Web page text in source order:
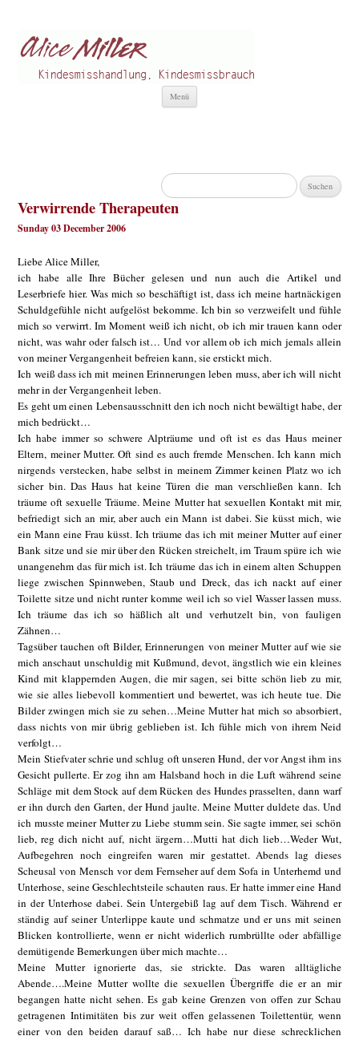
Menü
Suchen
nach:
Verwirrende Therapeuten
Sunday 03 December 2006
Liebe Alice Miller,
ich habe alle Ihre Bücher gelesen und nun auch die Artikel und
Leserbriefe hier. Was mich so beschäftigt ist, dass ich meine hartnäckigen
Schuldgefühle nicht aufgelöst bekomme. Ich bin so verzweifelt und fühle
mich so verwirrt. Im Moment weiß ich nicht, ob ich mir trauen kann oder
nicht, was wahr oder falsch ist… Und vor allem ob ich mich jemals allein
von meiner Vergangenheit befreien kann, sie erstickt mich.
Ich weiß dass ich mit meinen Erinnerungen leben muss, aber ich will nicht
mehr in der Vergangenheit leben.
Es geht um einen Lebensausschnitt den ich noch nicht bewältigt habe, der
mich bedrückt…
Ich habe immer so schwere Alpträume und oft ist es das Haus meiner
Eltern, meiner Mutter. Oft sind es auch fremde Menschen. Ich kann mich
nirgends verstecken, habe selbst in meinem Zimmer keinen Platz wo ich
sicher bin. Das Haus hat keine Türen die man verschließen kann. Ich
träume oft sexuelle Träume. Meine Mutter hat sexuellen Kontakt mit mir,
befriedigt sich an mir, aber auch ein Mann ist dabei. Sie küsst mich, wie
ein Mann eine Frau küsst. Ich träume das ich mit meiner Mutter auf einer
Bank sitze und sie mir über den Rücken streichelt, im Traum spüre ich wie
unangenehm das für mich ist. Ich träume das ich in einem alten Schuppen
liege zwischen Spinnweben, Staub und Dreck, das ich nackt auf einer
Toilette sitze und nicht runter komme weil ich so viel Wasser lassen muss.
Ich träume das ich so häßlich alt und verhutzelt bin, von fauligen
Zähnen…
Tagsüber tauchen oft Bilder, Erinnerungen von meiner Mutter auf wie sie
mich anschaut unschuldig mit Kußmund, devot, ängstlich wie ein kleines
Kind mit klappernden Augen, die mir sagen, sei bitte schön lieb zu mir,
wie sie alles liebevoll kommentiert und bewertet, was ich heute tue. Die
Bilder zwingen mich sie zu sehen…Meine Mutter hat mich so absorbiert,
dass nichts von mir übrig geblieben ist. Ich fühle mich von ihrem Neid
verfolgt…
Mein Stiefvater schrie und schlug oft unseren Hund, der vor Angst ihm ins
Gesicht pullerte. Er zog ihn am Halsband hoch in die Luft während seine
Schläge mit dem Stock auf dem Rücken des Hundes prasselten, dann warf
er ihn durch den Garten, der Hund jaulte. Meine Mutter duldete das. Und
ich musste meiner Mutter zu Liebe stumm sein. Sie sagte immer, sei schön
lieb, reg dich nicht auf, nicht ärgern…Mutti hat dich lieb…Weder Wut,
Aufbegehren noch eingreifen waren mir gestattet. Abends lag dieses
Scheusal von Mensch vor dem Fernseher auf dem Sofa in Unterhemd und
Unterhose, seine Geschlechtsteile schauten raus. Er hatte immer eine Hand
in der Unterhose dabei. Sein Untergebiß lag auf dem Tisch. Während er
ständig auf seiner Unterlippe kaute und schmatze und er uns mit seinen
Blicken kontrollierte, wenn er nicht widerlich rumbrüllte oder abfällige
demütigende Bemerkungen über mich machte…
Meine Mutter ignorierte das, sie strickte. Das waren alltägliche
Abende….Meine Mutter wollte die sexuellen Übergriffe die er an mir
begangen hatte nicht sehen. Es gab keine Grenzen von offen zur Schau
getragenen Intimitäten bis zur weit offen gelassenen Toilettentür, wenn
einer von den beiden darauf saß… Ich habe nur diese schrecklichen